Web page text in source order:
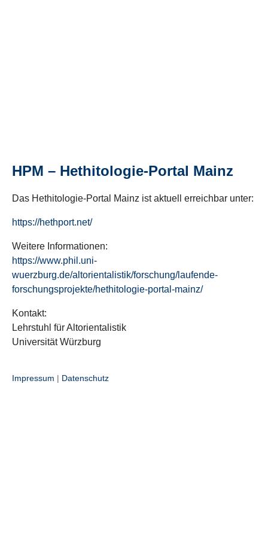
HPM – Hethitologie-Portal Mainz
Das Hethitologie-Portal Mainz ist aktuell erreichbar unter:
https://hethport.net/
Weitere Informationen:
https://www.phil.uni-
wuerzburg.de/altorientalistik/forschung/laufende-
forschungsprojekte/hethitologie-portal-mainz/
Kontakt:
Lehrstuhl für Altorientalistik
Universität Würzburg
Impressum | Datenschutz